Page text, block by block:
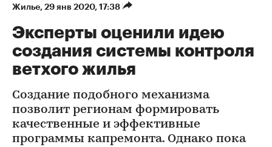
Жилье⁠, 29 янв 2020, 17:38
Эксперты оценили идею
создания системы контроля
ветхого жилья
Создание подобного механизма
позволит регионам формировать
качественные и эффективные
программы капремонта. Однако пока